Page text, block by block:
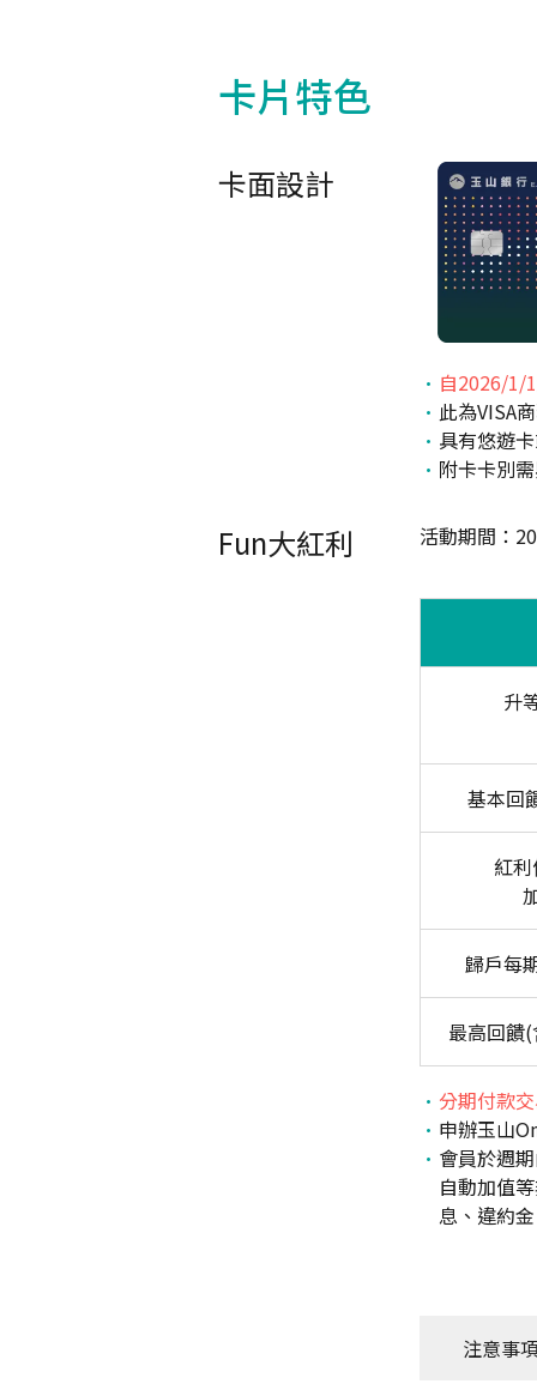
卡片特色
卡面設計
自2026/1/
此為VISA
具有悠遊
附卡卡別
Fun大紅利 活動期間：
升
基本回
紅
歸戶每
最高回饋
分期付款
申辦玉山
會員於週
自動加值
息、違約
注意事項